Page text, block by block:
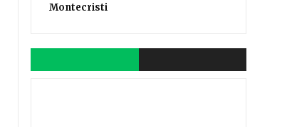
Montecristi